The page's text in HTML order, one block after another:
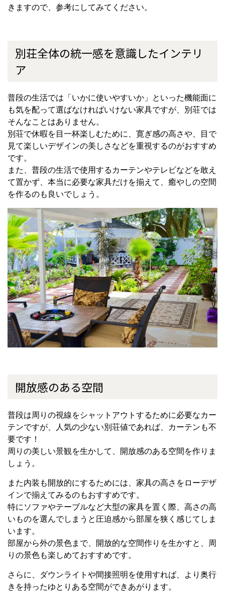
きますので、参考にしてみてください。
別荘全体の統一感を意識したインテリ
ア
普段の生活では「いかに使いやすいか」といった機能面に
も気を配って選ばなければいけない家具ですが、別荘では
そんなことはありません。
別荘で休暇を目一杯楽しむために、寛ぎ感の高さや、目で
見て楽しいデザインの美しさなどを重視するのがおすすめ
です。
また、普段の生活で使用するカーテンやテレビなどを敢え
て置かず、本当に必要な家具だけを揃えて、癒やしの空間
を作るのも良いでしょう。
開放感のある空間
普段は周りの視線をシャットアウトするために必要なカー
テンですが、人気の少ない別荘値であれば、カーテンも不
要です！
周りの美しい景観を生かして、開放感のある空間を作りま
しょう。
また内装も開放的にするためには、家具の高さをローデザ
インで揃えてみるのもおすすめです。
特にソファやテーブルなど大型の家具を置く際、高さの高
いものを選んでしまうと圧迫感から部屋を狭く感じてしま
います。
部屋から外の景色まで、開放的な空間作りを生かすと、周
りの景色も楽しめておすすめです。
さらに、ダウンライトや間接照明を使用すれば、より奥行
きを持ったゆとりある空間ができあがります。